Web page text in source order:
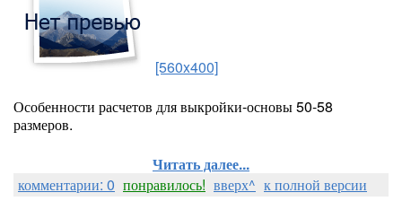
[560x400]
Особенности расчетов для выкройки-основы 50-58
размеров.
Читать далее...
комментарии: 0 понравилось! вверх^ к полной версии